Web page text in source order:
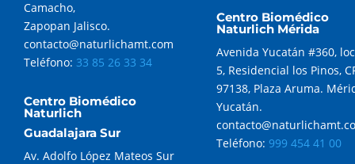
Camacho,
Zapopan Jalisco.
contacto@naturlichamt.com
Teléfono: 33 85 26 33 34
Centro Biomédico
Naturlich
Guadalajara Sur
Av. Adolfo López Mateos Sur
Centro Biomédico
Naturlich Mérida
Avenida Yucatán #360,
5, Residencial los Pinos,
97138, Plaza Aruma.
Yucatán.
Teléfono: 999 454 41 00